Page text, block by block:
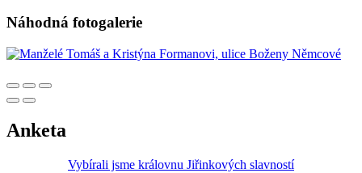
Náhodná fotogalerie
Anketa
Vybírali jsme královnu Jiřinkových slavností